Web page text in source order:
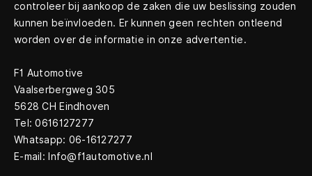
controleer bij aankoop de zaken die uw beslissing zouden
kunnen beïnvloeden. Er kunnen geen rechten ontleend
worden over de informatie in onze advertentie.
F1 Automotive
Vaalserbergweg 305
5628 CH Eindhoven
Tel: 0616127277
Whatsapp: 06-16127277
E-mail: Info@f1automotive.nl